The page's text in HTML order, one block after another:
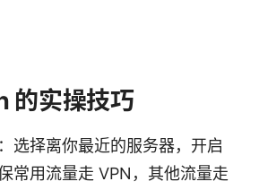
的实操技巧
选择离你最近的服务器，开启
常用流量走 VPN，其他流量走